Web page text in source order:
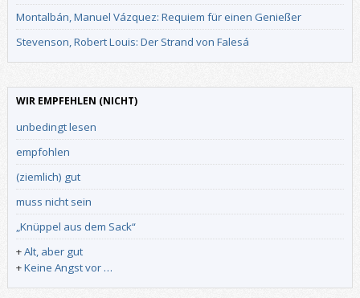
Montalbán, Manuel Vázquez: Requiem für einen Genießer
Stevenson, Robert Louis: Der Strand von Falesá
WIR EMPFEHLEN (NICHT)
unbedingt lesen
empfohlen
(ziemlich) gut
muss nicht sein
„Knüppel aus dem Sack“
+Alt, aber gut
+Keine Angst vor …